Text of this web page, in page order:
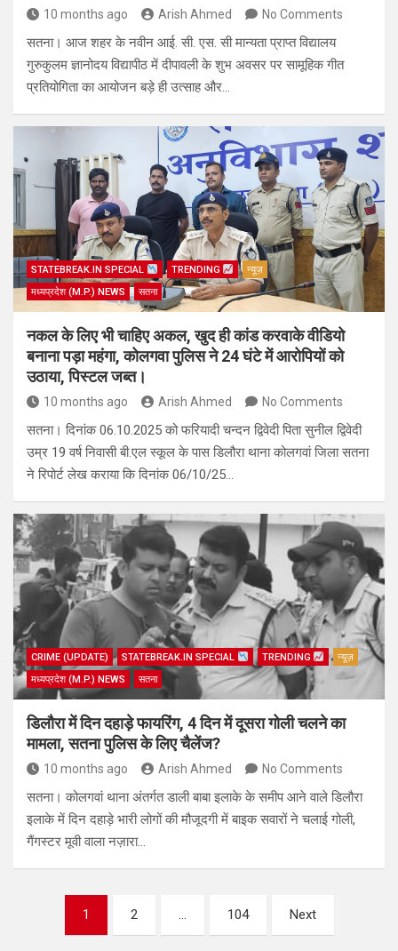
10 months ago Arish Ahmed No Comments
सतना। आज शहर के नवीन आई. सी. एस. सी मान्यता प्राप्त विद्यालय
गुरुकुलम ज्ञानोदय विद्यापीठ में दीपावली के शुभ अवसर पर सामूहिक गीत
प्रतियोगिता का आयोजन बड़े ही उत्साह और…
STATEBREAK.IN SPECIAL TRENDING
न्यूज़
मध्यप्रदेश (M.P.) NEWS
सतना
नकल के लिए भी चाहिए अकल, खुद ही कांड करवाके वीडियो
बनाना पड़ा महंगा, कोलगवा पुलिस ने 24 घंटे में आरोपियों को
उठाया, पिस्टल जब्त।
10 months ago Arish Ahmed No Comments
सतना। दिनांक 06.10.2025 को फरियादी चन्दन द्विवेदी पिता सुनील द्विवेदी
उम्र 19 वर्ष निवासी बी.एल स्कूल के पास डिलौरा थाना कोलगवां जिला सतना
ने रिपोर्ट लेख कराया कि दिनांक 06/10/25…
CRIME (UPDATE) STATEBREAK.IN SPECIAL TRENDING
न्यूज़
मध्यप्रदेश (M.P.) NEWS
सतना
डिलौरा में दिन दहाड़े फायरिंग, 4 दिन में दूसरा गोली चलने का
मामला, सतना पुलिस के लिए चैलेंज?
10 months ago Arish Ahmed No Comments
सतना। कोलगवां थाना अंतर्गत डाली बाबा इलाके के समीप आने वाले डिलौरा
इलाके में दिन दहाड़े भारी लोगों की मौजूदगी में बाइक सवारों ने चलाई गोली,
गैंगस्टर मूवी वाला नज़ारा…
pagination
1 2 … 104 Next